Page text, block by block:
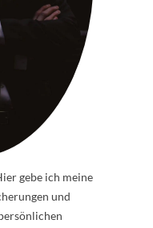
gebe ich meine
und